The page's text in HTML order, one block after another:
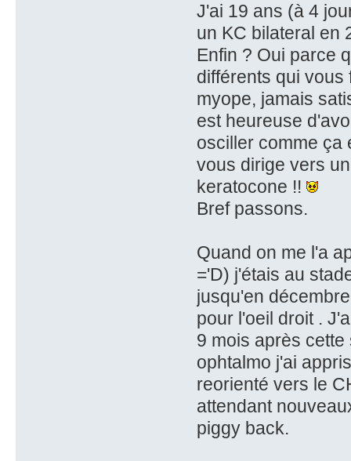
J'ai 19 ans (à 4
un KC bilateral en
Enfin ? Oui parce
différents qui
myope, jamais
est heureuse
osciller comme ça
vous dirige vers
keratocone !!
Bref passons.
Quand on me l'a
='D) j'étais au
jusqu'en
pour l'oeil droit .
9 mois après
ophtalmo j'ai
reorienté vers le
attendant
piggy back.